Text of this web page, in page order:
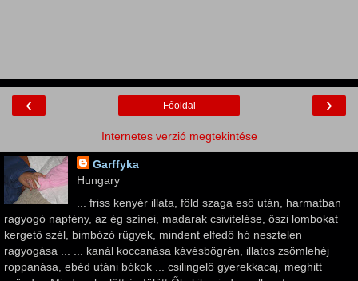
‹ ›
Főoldal
Internetes verzió megtekintése
Garffyka
Hungary
... friss kenyér illata, föld szaga eső után, harmatban
ragyogó napfény, az ég színei, madarak csivitelése, őszi lombokat
kergető szél, bimbózó rügyek, mindent elfedő hó nesztelen
ragyogása ... ... kanál koccanása kávésbögrén, illatos zsömlehéj
roppanása, ebéd utáni bókok ... csilingelő gyerekkacaj, meghitt